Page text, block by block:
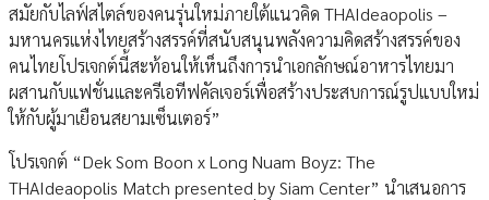
สมัยกับไลฟ์สไตล์ของคนรุ่นใหม่ภายใต้แนวคิด THAIdeaopolis –
มหานครแห่งไทยสร้างสรรค์ที่สนับสนุนพลังความคิดสร้างสรรค์ของ
คนไทยโปรเจกต์นี้สะท้อนให้เห็นถึงการนำเอกลักษณ์อาหารไทยมา
ผสานกับแฟชั่นและครีเอทีฟคัลเจอร์เพื่อสร้างประสบการณ์รูปแบบใหม่
ให้กับผู้มาเยือนสยามเซ็นเตอร์”
โปรเจกต์ “Dek Som Boon x Long Nuam Boyz: The
THAIdeaopolis Match presented by Siam Center” นำเสนอการ